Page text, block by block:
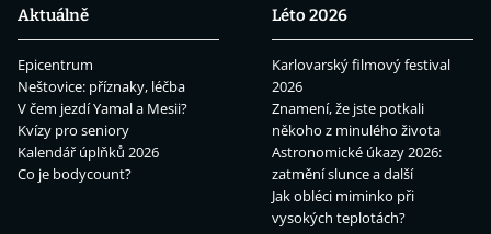
Aktuálně
Epicentrum
Neštovice: příznaky, léčba
V čem jezdí Yamal a Mesii?
Kvízy pro seniory
Kalendář úplňků 2026
Co je bodycount?
Léto 2026
Karlovarský filmový festival
2026
Znamení, že jste potkali
někoho z minulého života
Astronomické úkazy 2026:
zatmění slunce a další
Jak obléci miminko při
vysokých teplotách?